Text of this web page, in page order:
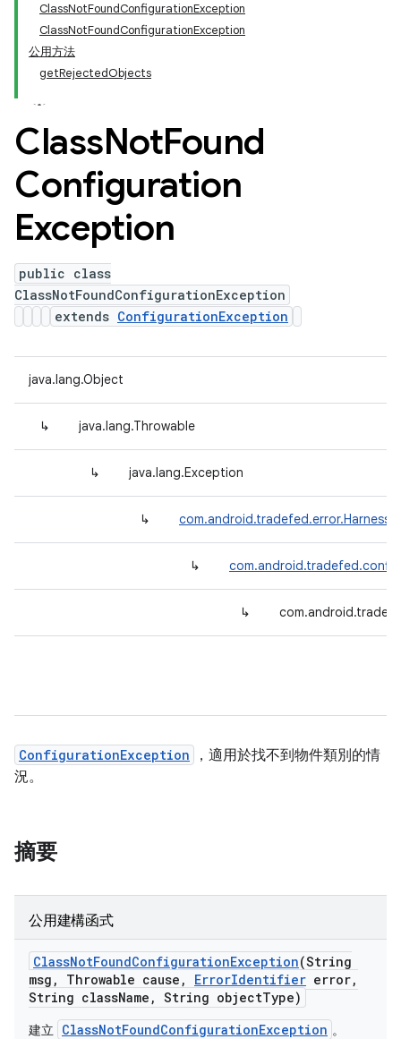
ClassNotFoundConfigurationException
ClassNotFoundConfigurationException
公用方法
getRejectedObjects
ClassNotFound
Configuration
Exception
public class
ClassNotFoundConfigurationException
extends ConfigurationException
java.lang.Object
↳ java.lang.Throwable
↳ java.lang.Exception
↳
↳
↳
ConfigurationException
，適用於找不到物件類別的情
況。
摘要
公用建構函式
ClassNotFoundConfigurationException(String
msg , Throwable cause , ErrorIdentifier error,
String className , String objectType)
建立 ClassNotFoundConfigurationException 。